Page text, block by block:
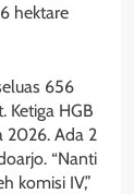
hektare
656
Ketiga HGB
2026. Ada 2
“Nanti
komisi IV,”